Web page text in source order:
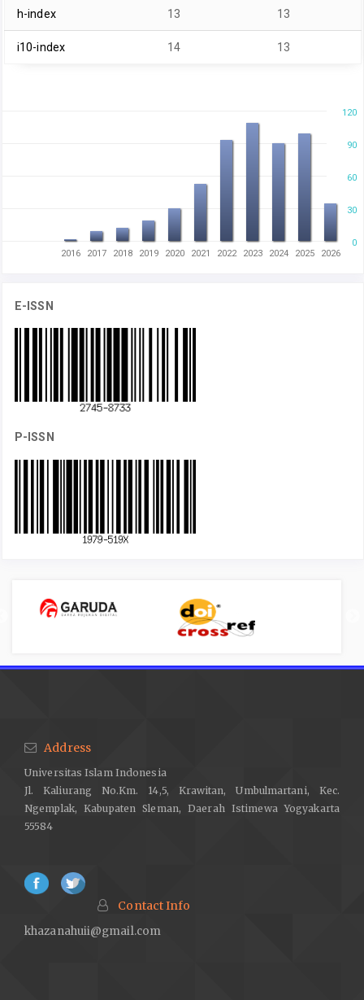
h-index 13 13
i10-index 14 13
0
120
60
30
90
2016 2017 2018 2019 2020 2021 2022 2023 2024 2025 2026
E-ISSN
P-ISSN
Address
Universitas Islam Indonesia
Jl. Kaliurang No.Km. 14,5, Krawitan, Umbulmartani, Kec.
Ngemplak, Kabupaten Sleman, Daerah Istimewa Yogyakarta
55584
Contact Info
khazanahuii@gmail.com